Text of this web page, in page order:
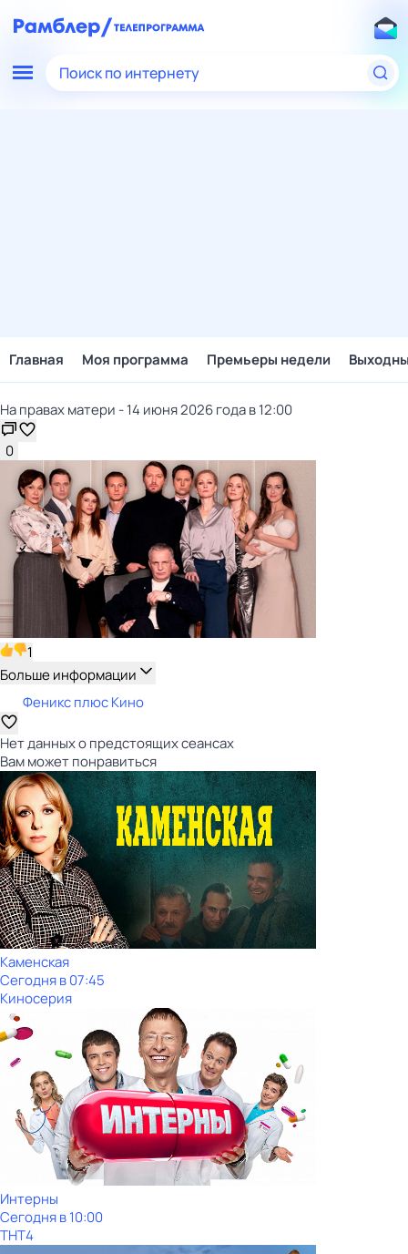
Поиск по интернету
Главная Моя программа Премьеры недели
На правах матери - 14 июня 2026 года в 12:00
0
1
Больше информации
Феникс плюс Кино
Нет данных о предстоящих сеансах
Вам может понравиться
Каменская
Сегодня в 07:45
Киносерия
Интерны
Сегодня в 10:00
ТНТ4